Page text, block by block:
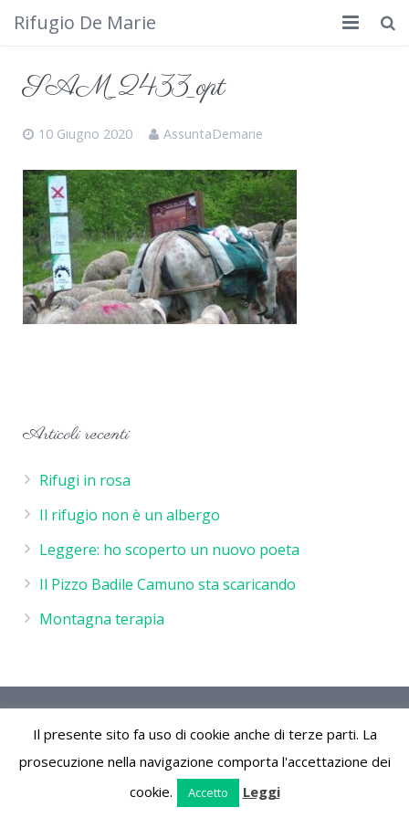
Rifugio De Marie
Cosa fare
Calendario
Foto
Cimbergo da vedere
SAM_2433_opt
10 Giugno 2020 AssuntaDemarie
Articoli recenti
Rifugi in rosa
Il rifugio non è un albergo
Leggere: ho scoperto un nuovo poeta
Il Pizzo Badile Camuno sta scaricando
Montagna terapia
Località Volano 25050 Cimbergo (Bs) Parco Naturale
dell'Adamello Vallecamonica Lombardia Italia
Il presente sito fa uso di cookie anche di terze parti. La
prosecuzione nella navigazione comporta l'accettazione dei
cookie.
Accetto Leggi